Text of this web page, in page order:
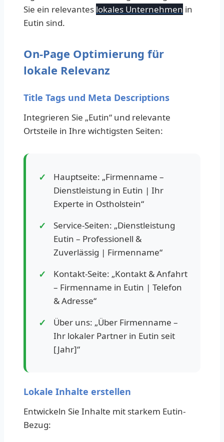
Sie ein relevantes lokales Unternehmen in
Eutin sind.
On-Page Optimierung für
lokale Relevanz
Title Tags und Meta Descriptions
Integrieren Sie „Eutin“ und relevante
Ortsteile in Ihre wichtigsten Seiten:
Hauptseite: „Firmenname –
Dienstleistung in Eutin | Ihr
Experte in Ostholstein“
Service-Seiten: „Dienstleistung
Eutin – Professionell &
Zuverlässig | Firmenname“
Kontakt-Seite: „Kontakt & Anfahrt
– Firmenname in Eutin | Telefon
& Adresse“
Über uns: „Über Firmenname –
Ihr lokaler Partner in Eutin seit
[Jahr]“
Lokale Inhalte erstellen
Entwickeln Sie Inhalte mit starkem Eutin-
Bezug: